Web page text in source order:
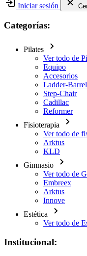
Iniciar sesión
Categorías:
Pilates
Ver todo de
Equipo
Accesorios
Ladder-Barrel
Step-Chair
Cadillac
Reformer
Fisioterapia
Ver todo de
Arktus
KLD
Gimnasio
Ver todo de
Embreex
Arktus
Innove
Estética
Ver todo de
Institucional: